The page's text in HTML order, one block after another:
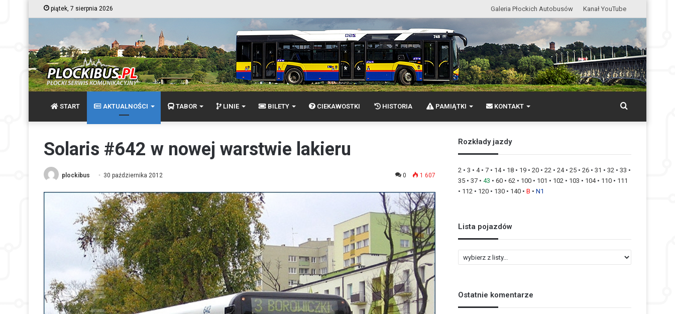
piątek, 7 sierpnia 2026 Galeria Płockich Autobusów Kanał YouTube
START AKTUALNOŚCI TABOR LINIE BILETY CIEKAWOSTKI HISTORIA PAMIĄTKI KONTAKT Wyszukaj
Solaris #642 w nowej warstwie lakieru
plockibus 30 października 2012 0 1 607
Rozkłady jazdy
2 •3 •4•7 • 14• 18 • 19 •20 •22 •24•25 •26 •31 •32 •33 •
35 •37 •43 •60 •62 • 100 • 101 • 102 • 103 • 104• 110 • 111
• 112 • 120 • 130 • 140 •B •N1
Lista pojazdów
i
a
p
Ostatnie komentarze